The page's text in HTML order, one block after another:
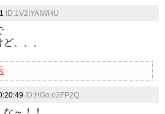
ID:1V2IYAIWHU
、、、
ID:HGo.o2FP2Q
～！！